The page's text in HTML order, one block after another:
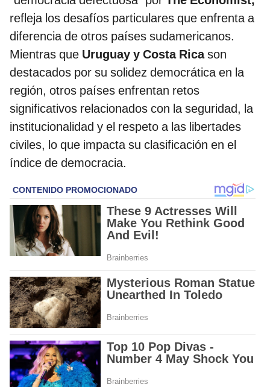
refleja los desafíos particulares que enfrenta a
diferencia de otros países sudamericanos.
Mientras que Uruguay y Costa Ricason
destacados por su solidez democrática en la
región, otros países enfrentan retos
significativos relacionados con la seguridad, la
institucionalidad y el respeto a las libertades
civiles, lo que impacta su clasificación en el
índice de democracia.